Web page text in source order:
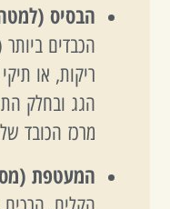
הבסיס
הכבדים ביותר
ריקות, או
הגג ובחלק
מרכז הכובד
המעטפת